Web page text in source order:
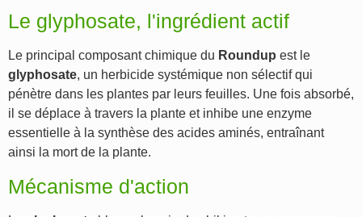
Le glyphosate, l'ingrédient actif
Le principal composant chimique du Roundup est le
glyphosate, un herbicide systémique non sélectif qui
pénètre dans les plantes par leurs feuilles. Une fois absorbé,
il se déplace à travers la plante et inhibe une enzyme
essentielle à la synthèse des acides aminés, entraînant
ainsi la mort de la plante.
Mécanisme d'action